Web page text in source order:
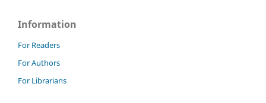
Information
For Readers
For Authors
For Librarians